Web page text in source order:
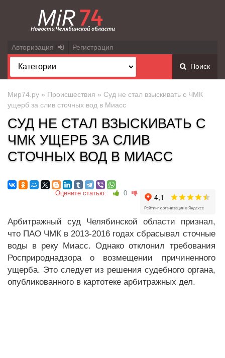
Авторизация Регистрация
Поиск
Мир74.ру » Происшествия » Суд не стал взыскивать с ЧМК
ущерб за слив сточных вод в Миасс
СУД НЕ СТАЛ ВЗЫСКИВАТЬ С
ЧМК УЩЕРБ ЗА СЛИВ
СТОЧНЫХ ВОД В МИАСС
Оцените статью: 0
Арбитражный суд Челябинской области признал,
что ПАО ЧМК в 2013-2016 годах сбрасывал сточные
воды в реку Миасс. Однако отклонил требования
Росприроднадзора о возмещении причиненного
ущерба. Это следует из решения судебного органа,
опубликованного в картотеке арбитражных дел.